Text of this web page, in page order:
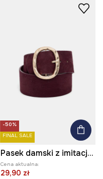
-50%
FINAL SALE
Pasek damski z imitacji zamszu
Cena aktualna:
29,90 zł